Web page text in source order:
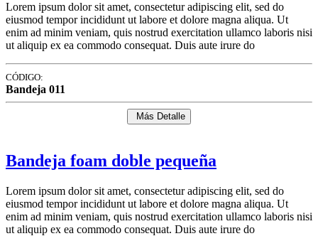
Lorem ipsum dolor sit amet, consectetur adipiscing elit, sed do
eiusmod tempor incididunt ut labore et dolore magna aliqua. Ut
enim ad minim veniam, quis nostrud exercitation ullamco laboris nisi
ut aliquip ex ea commodo consequat. Duis aute irure do
CÓDIGO:
Bandeja 011
Más Detalle
Bandeja foam doble pequeña
Lorem ipsum dolor sit amet, consectetur adipiscing elit, sed do
eiusmod tempor incididunt ut labore et dolore magna aliqua. Ut
enim ad minim veniam, quis nostrud exercitation ullamco laboris nisi
ut aliquip ex ea commodo consequat. Duis aute irure do